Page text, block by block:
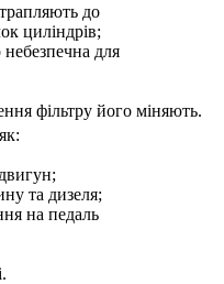
до
циліндрів;
небезпечна для
фільтру його міняють.
та дизеля;
на педаль